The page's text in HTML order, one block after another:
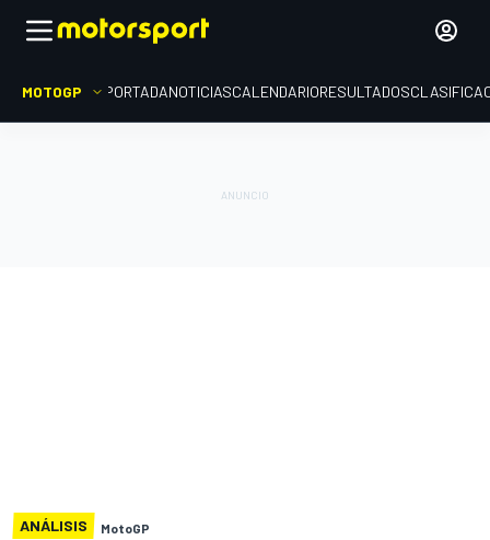
MOTOGP PORTADANOTICIASCALENDARIORESULTADOS
ANÁLISIS MotoGP